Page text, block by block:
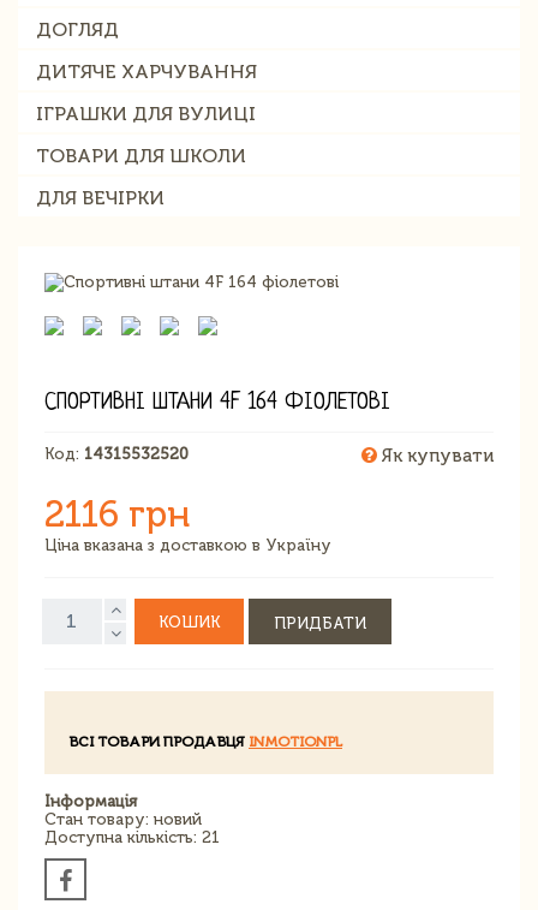
ДОГЛЯД
ДИТЯЧЕ ХАРЧУВАННЯ
ІГРАШКИ ДЛЯ ВУЛИЦІ
ТОВАРИ ДЛЯ ШКОЛИ
ДЛЯ ВЕЧІРКИ
СПОРТИВНІ ШТАНИ 4F 164 ФІОЛЕТОВІ
Код: 14315532520 Як купувати
2116 грн
Ціна вказана з доставкою в Україну
КОШИК ПРИДБАТИ
ВСІ ТОВАРИ ПРОДАВЦЯ INMOTIONPL
Інформація
Стан товару: новий
Доступна кількість: 21